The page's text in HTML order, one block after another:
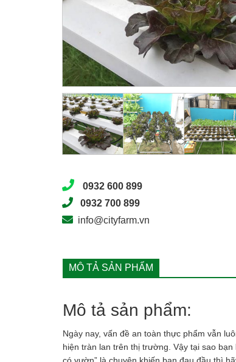
0932 600 899
0932 700 899
info@cityfarm.vn
MÔ TẢ SẢN PHẨM
Mô tả sản phẩm:
Ngày nay, vấn đề an toàn thực phẩm vẫn
hiện tràn lan trên thị trường. Vậy tại sao
có vườn” là chuyện khiến bạn đau đầu thì